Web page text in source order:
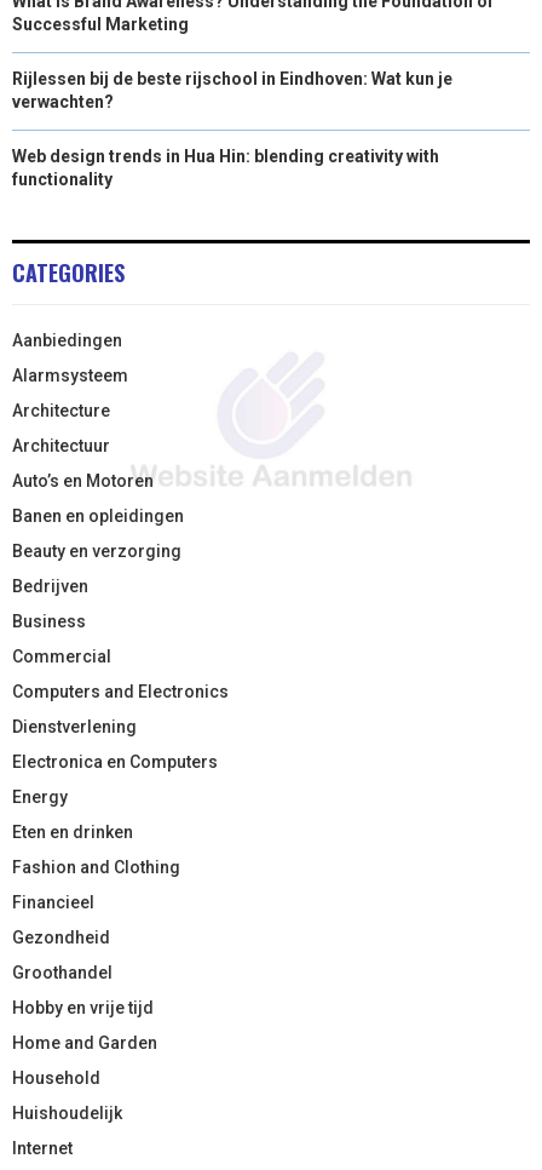
Successful Marketing
Rijlessen bij de beste rijschool in Eindhoven: Wat kun je
verwachten?
Web design trends in Hua Hin: blending creativity with
functionality
CATEGORIES
Aanbiedingen
Alarmsysteem
Architecture
Architectuur
Auto’s en Motoren
Banen en opleidingen
Beauty en verzorging
Bedrijven
Business
Commercial
Computers and Electronics
Dienstverlening
Electronica en Computers
Energy
Eten en drinken
Fashion and Clothing
Financieel
Gezondheid
Groothandel
Hobby en vrije tijd
Home and Garden
Household
Huishoudelijk
Internet